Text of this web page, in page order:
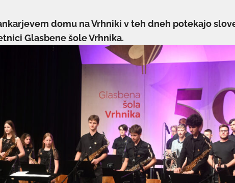
domu na Vrhniki v teh dneh potekajo
Glasbene šole Vrhnika.